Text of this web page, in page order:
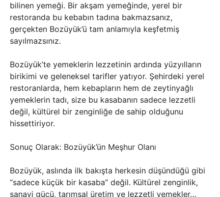
bilinen yemeği. Bir akşam yemeğinde, yerel bir
restoranda bu kebabın tadına bakmazsanız,
gerçekten Bozüyük’ü tam anlamıyla keşfetmiş
sayılmazsınız.
Bozüyük’te yemeklerin lezzetinin ardında yüzyılların
birikimi ve geleneksel tarifler yatıyor. Şehirdeki yerel
restoranlarda, hem kebapların hem de zeytinyağlı
yemeklerin tadı, size bu kasabanın sadece lezzetli
değil, kültürel bir zenginliğe de sahip olduğunu
hissettiriyor.
Sonuç Olarak: Bozüyük’ün Meşhur Olanı
Bozüyük, aslında ilk bakışta herkesin düşündüğü gibi
“sadece küçük bir kasaba” değil. Kültürel zenginlik,
sanayi gücü, tarımsal üretim ve lezzetli yemekler…